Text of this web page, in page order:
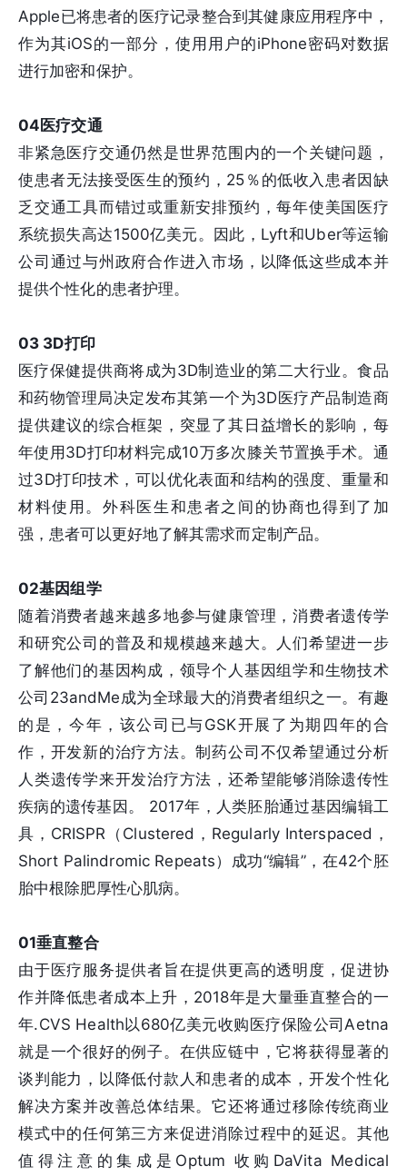
Apple已将患者的医疗记录整合到其健康应用程序中，
作为其iOS的一部分，使用用户的iPhone密码对数据
进行加密和保护。
04医疗交通
非紧急医疗交通仍然是世界范围内的一个关键问题，
使患者无法接受医生的预约，25％的低收入患者因缺
乏交通工具而错过或重新安排预约，每年使美国医疗
系统损失高达1500亿美元。因此，Lyft和Uber等运输
公司通过与州政府合作进入市场，以降低这些成本并
提供个性化的患者护理。
03 3D打印
医疗保健提供商将成为3D制造业的第二大行业。食品
和药物管理局决定发布其第一个为3D医疗产品制造商
提供建议的综合框架，突显了其日益增长的影响，每
年使用3D打印材料完成10万多次膝关节置换手术。通
过3D打印技术，可以优化表面和结构的强度、重量和
材料使用。外科医生和患者之间的协商也得到了加
强，患者可以更好地了解其需求而定制产品。
02基因组学
随着消费者越来越多地参与健康管理，消费者遗传学
和研究公司的普及和规模越来越大。人们希望进一步
了解他们的基因构成，领导个人基因组学和生物技术
公司23andMe成为全球最大的消费者组织之一。有趣
的是，今年，该公司已与GSK开展了为期四年的合
作，开发新的治疗方法。制药公司不仅希望通过分析
人类遗传学来开发治疗方法，还希望能够消除遗传性
疾病的遗传基因。 2017年，人类胚胎通过基因编辑工
具，CRISPR（Clustered，Regularly Interspaced，
Short Palindromic Repeats）成功“编辑”，在42个胚
胎中根除肥厚性心肌病。
01垂直整合
由于医疗服务提供者旨在提供更高的透明度，促进协
作并降低患者成本上升，2018年是大量垂直整合的一
年.CVS Health以680亿美元收购医疗保险公司Aetna
就是一个很好的例子。在供应链中，它将获得显著的
谈判能力，以降低付款人和患者的成本，开发个性化
解决方案并改善总体结果。它还将通过移除传统商业
模式中的任何第三方来促进消除过程中的延迟。其他
值得注意的集成是Optum 收购DaVita Medical